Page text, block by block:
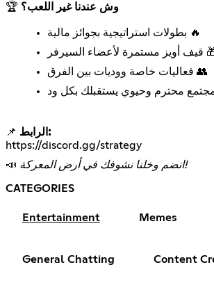
🏆 وش عندنا غير اللعب؟
بطولات استراتيجية بجوائز مالية 🔥
لأعضاء السيرفر 🎁
فعاليات خاصة ووديات بين الفرق 👥
📌
الرابط:
https://discord.gg/strategy
📣
انضم وخلنا نشوفك في أرض المعركة!
CATEGORIES
Entertainment Memes
General Chatting Content